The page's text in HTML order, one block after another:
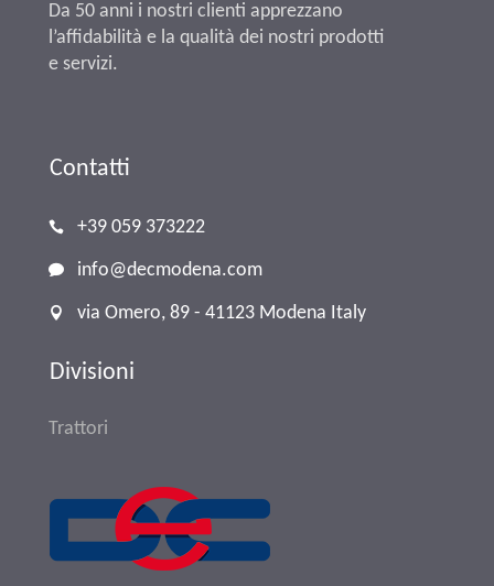
Da 50 anni i nostri clienti apprezzano
l’affidabilità e la qualità dei nostri prodotti
e servizi.
Contatti
+39 059 373222
info@decmodena.com
via Omero, 89 - 41123 Modena Italy
Divisioni
Trattori